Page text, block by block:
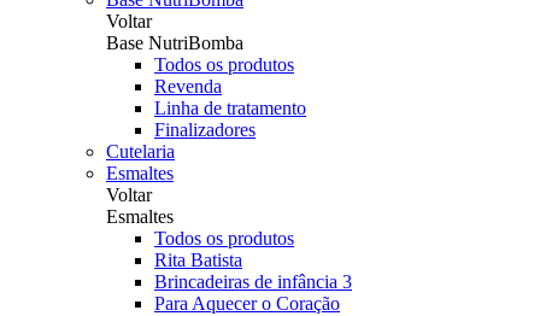
Voltar
Base NutriBomba
Todos os produtos
Revenda
Linha de tratamento
Finalizadores
Cutelaria
Esmaltes
Voltar
Esmaltes
Todos os produtos
Rita Batista
Brincadeiras de infância 3
Para Aquecer o Coração